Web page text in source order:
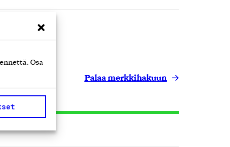
Osa
Palaa merkkihakuun